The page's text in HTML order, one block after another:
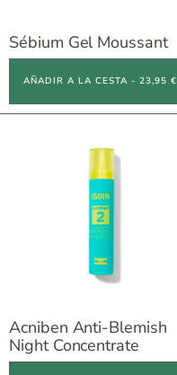
Sébium Gel Moussant
AÑADIR A LA CESTA - 23,95 €
Acniben Anti-Blemish
Night Concentrate